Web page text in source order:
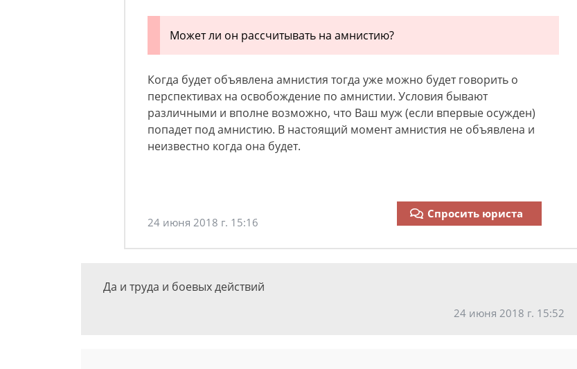
Может ли он рассчитывать на амнистию?
Когда будет объявлена амнистия тогда уже можно будет говорить о
перспективах на освобождение по амнистии. Условия бывают
различными и вполне возможно, что Ваш муж (если впервые осужден)
попадет под амнистию. В настоящий момент амнистия не объявлена и
неизвестно когда она будет.
24 июня 2018 г. 15:16
Спросить юриста
Да и труда и боевых действий
24 июня 2018 г. 15:52